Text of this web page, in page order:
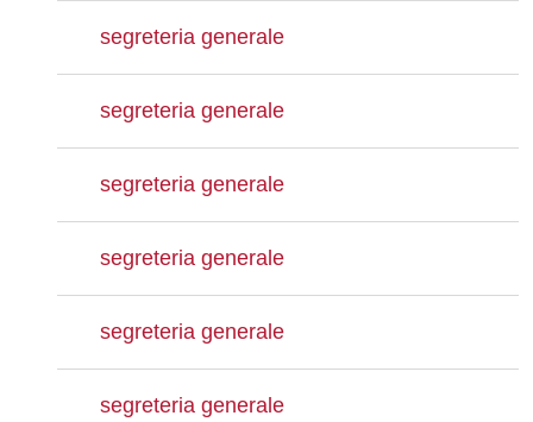
segreteria generale
segreteria generale
segreteria generale
segreteria generale
segreteria generale
segreteria generale